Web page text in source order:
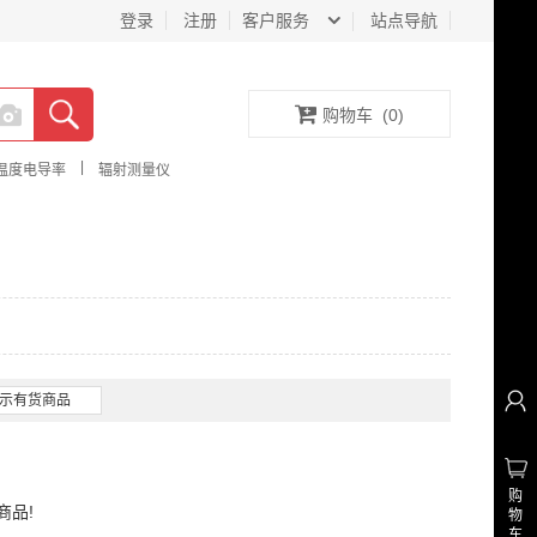
客户服务 站点导航
登录 注册
度电导率 辐射测量仪
购物车 (0)
有货商品
品!
购
物